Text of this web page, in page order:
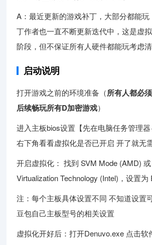
A：最近更新的游戏补丁，大部分都能
丁作者也一直不断更新迭代中，这是虚
阶段，但不保证所有人硬件都能玩考虑清
启动说明
打开游戏之前的环境准备（所有人都必
后续畅玩所有D加密游戏）
进入主板bios设置【先在电脑任务管
右下角看看虚拟化是否已开启 开了就无
开启虚拟化： 找到 SVM Mode (AMD)
Virtualization Technology (Intel)，设置为
注：每个主板具体设置不同 不知道设置
豆包自己主板型号的相关设置
虚拟化开好后：打开Denuvo.exe 点击软